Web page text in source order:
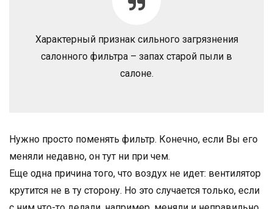
Характерный признак сильного загрязнения
салонного фильтра – запах старой пыли в
салоне.
Нужно просто поменять фильтр. Конечно, если Вы его
меняли недавно, он тут ни при чем.
Еще одна причина того, что воздух не идет: вентилятор
крутится не в ту сторону. Но это случается только, если